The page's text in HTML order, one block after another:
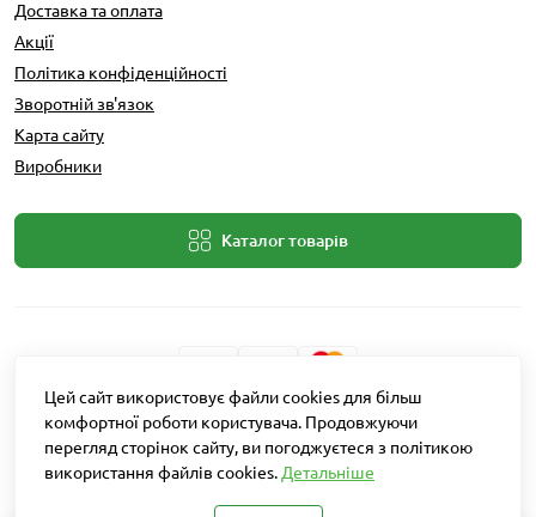
Доставка та оплата
Акції
Політика конфіденційності
Зворотній зв'язок
Карта сайту
Виробники
Каталог товарів
Розробник: Intent Solutions
Агро Рітейл © 2026
Цей сайт використовує файли cookies для більш
комфортної роботи користувача. Продовжуючи
перегляд сторінок сайту, ви погоджуєтеся з політикою
використання файлів cookies. Детальніше